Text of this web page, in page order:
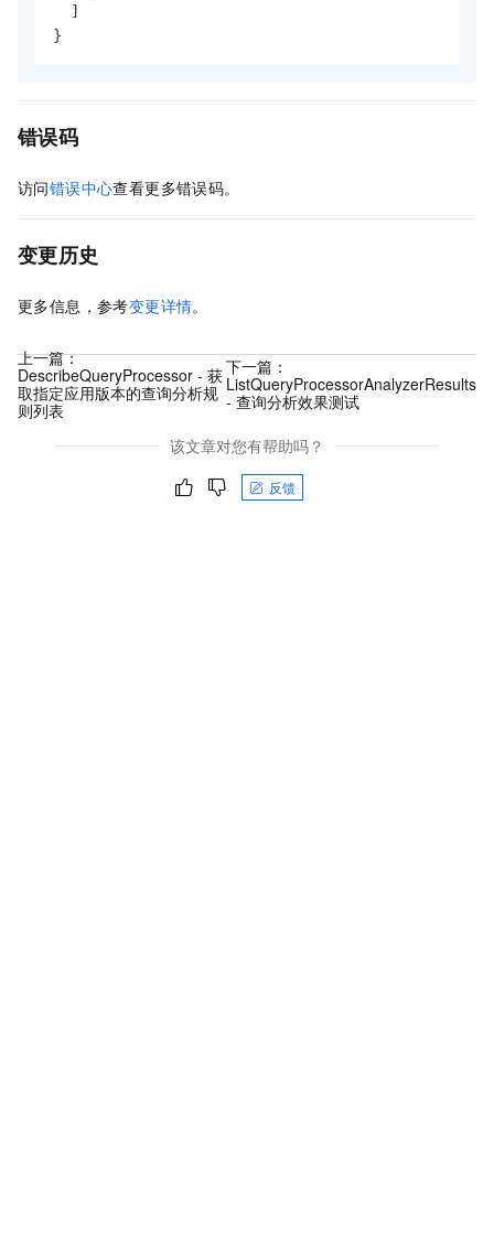
]
}
错误码
访问错误中心查看更多错误码。
变更历史
更多信息，参考变更详情。
上一篇：
DescribeQueryProcessor - 获
取指定应用版本的查询分析规
则列表
下一篇：
ListQueryProcessorAnalyzerResults
- 查询分析效果测试
该文章对您有帮助吗？
反馈